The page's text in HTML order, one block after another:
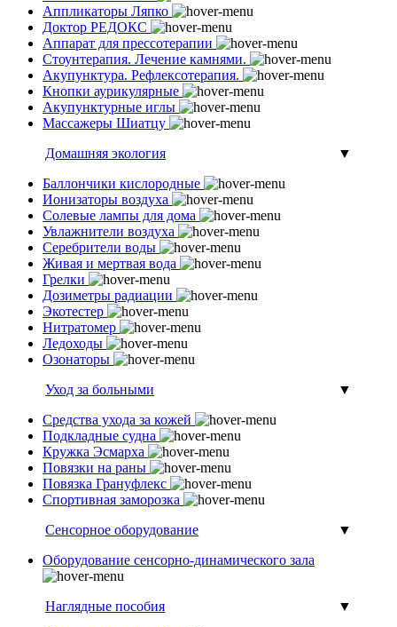
Аппликаторы Ляпко
Доктор РЕДОКС
Аппарат для прессотерапии
Стоунтерапия. Лечение камнями.
Акупунктура. Рефлексотерапия.
Кнопки аурикулярные
Акупунктурные иглы
Массажеры Шиатцу
Домашняя экология
▼
Баллончики кислородные
Ионизаторы воздуха
Солевые лампы для дома
Увлажнители воздуха
Серебрители воды
Живая и мертвая вода
Грелки
Дозиметры радиации
Экотестер
Нитратомер
Ледоходы
Озонаторы
Уход за больными
▼
Средства ухода за кожей
Подкладные судна
Кружка Эсмарха
Повязки на раны
Повязка Грануфлекс
Спортивная заморозка
Сенсорное оборудование
▼
Оборудование сенсорно-динамического зала
Наглядные пособия
▼